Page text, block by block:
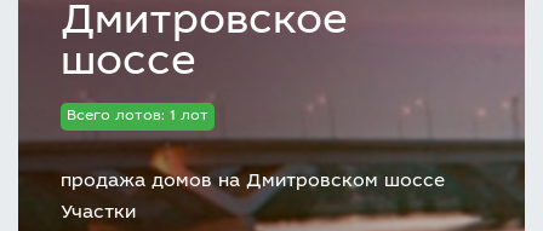
Дмитровское
шоссе
Всего лотов: 1 лот
продажа домов на Дмитровском шоссе
Участки